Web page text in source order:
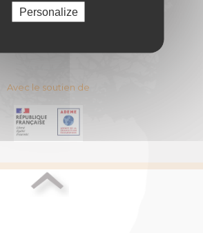
PLAN DU SITE
ESPACE ADHERENT
Avec le soutien de
Personalize